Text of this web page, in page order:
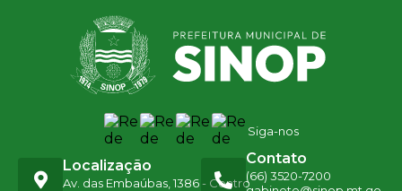
Siga-nos
Localização
Av. das Embaúbas, 1386 - Centro
Contato
(66) 3520-7200